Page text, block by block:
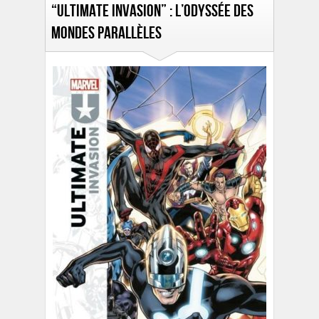
“Ultimate Invasion” : L’Odyssée des
Mondes Parallèles